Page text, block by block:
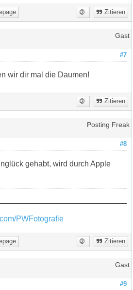
Zitieren
Gast
#7
wir dir mal die Daumen!
Zitieren
Posting Freak
#8
gehabt, wird durch Apple
PWFotografie
Zitieren
Gast
#9